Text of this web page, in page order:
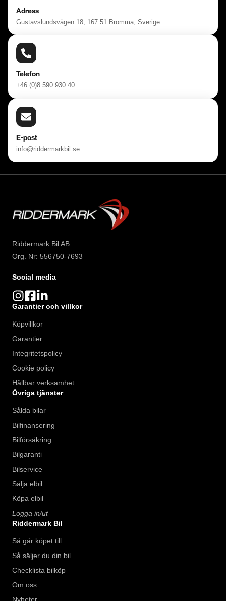
Adress
Gustavslundsvägen 18, 167 51 Bromma, Sverige
Telefon
+46 (0)8 590 930 40
E-post
info@riddermarkbil.se
Riddermark Bil AB
Org. Nr: 556750-7693
Social media
Garantier och villkor
Köpvillkor
Garantier
Integritetspolicy
Cookie policy
Hållbar verksamhet
Övriga tjänster
Sålda bilar
Bilfinansering
Bilförsäkring
Bilgaranti
Bilservice
Sälja elbil
Köpa elbil
Logga in/ut
Riddermark Bil
Så går köpet till
Så säljer du din bil
Checklista bilköp
Om oss